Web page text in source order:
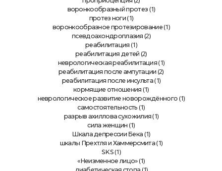
воронкообразный протез (1)
протез ноги (1)
воронкообразное протезирование(1)
псевдоахондроплазия (2)
реабилитация (1)
реабилитация детей (2)
неврологическая реабилитация (1)
реабилитация после ампутации (2)
реабилитация после инсульта(1)
кормящие отношения (1)
неврологическое развитие новорождённого (1)
самостоятельность (1)
разрыв ахиллова сухожилия (1)
сила женщин (1)
Шкала депрессии Бека (1)
шкалы Прехтля и Хаммерсмита(1)
SKS(1)
«Неизменное лицо»(1)